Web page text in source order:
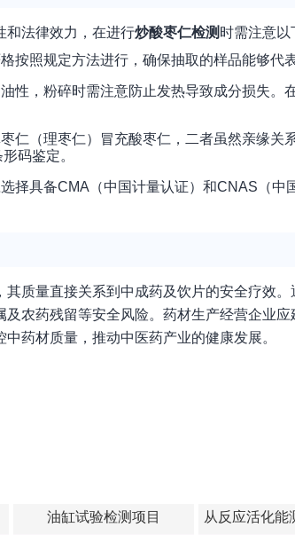
和法律效力，在进行炒酸枣仁检测 时需注意以
按照规定方法进行，确保抽取的样品能够代
性，粉碎时需注意防止发热导致成分损失。
仁（理枣仁）冒充酸枣仁，二者虽然亲缘
码鉴定。
择具备CMA（中国计量认证）和CNAS（
其质量直接关系到中成药及饮片的安全疗效。
及农药残留等安全风险。药材生产经营企业
药材质量，推动中医药产业的健康发展。
油缸试验检测项目
从反应活化能